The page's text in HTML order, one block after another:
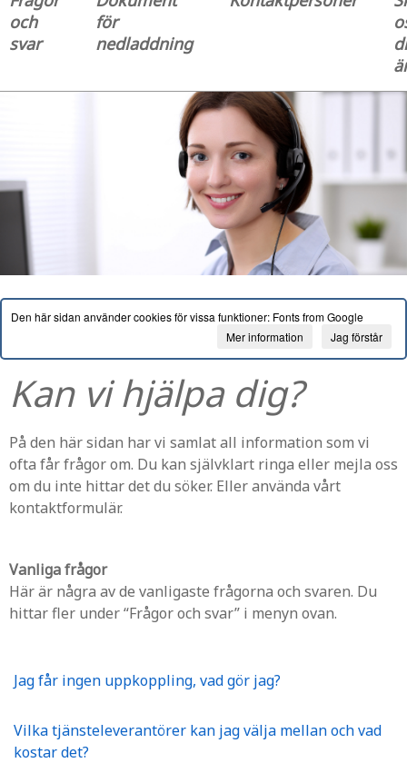
och
svar
för
nedladdning
Den här sidan använder cookies för vissa funktioner: Fonts from Google
Jag förstår
Mer information
Kan vi hjälpa dig?
På den här sidan har vi samlat all information som vi
ofta får frågor om. Du kan självklart ringa eller mejla oss
om du inte hittar det du söker. Eller använda vårt
kontaktformulär.
Vanliga frågor
Här är några av de vanligaste frågorna och svaren. Du
hittar fler under “Frågor och svar” i menyn ovan.
Jag får ingen uppkoppling, vad gör jag?
Vilka tjänsteleverantörer kan jag välja mellan och vad
kostar det?